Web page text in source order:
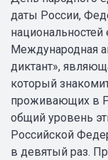
даты России,
Международная
диктант»,
который
проживающих в
общий уровень
Российской
в девятый раз.